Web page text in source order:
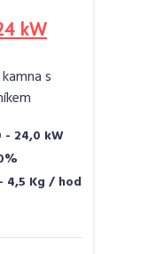
kW
s
- 24,0 kW
4,5 Kg / hod